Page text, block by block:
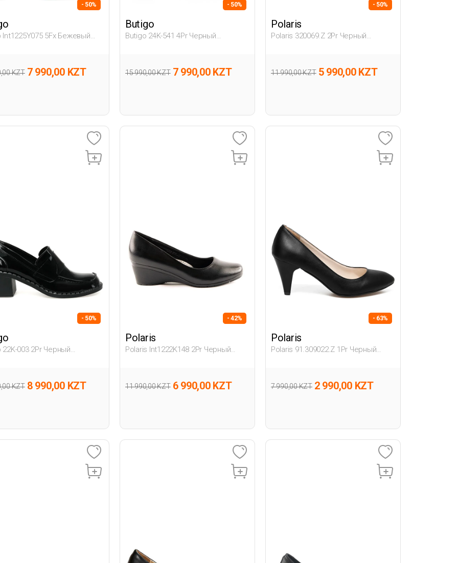
- 50%
Int1225Y075 5Fx Бежевый
KZT 7 990,00 KZT
- 50%
Butigo
Butigo 24K-541 4Pr Черный
15 990,00 KZT 7 990,00 KZT
- 50%
Polaris
Polaris 320069.Z 2Pr Черный
11 990,00 KZT 5 990,00 KZT
- 50%
22K-003 2Pr Черный
KZT 8 990,00 KZT
- 42%
Polaris
Polaris Int1222K148 2Pr Черный
11 990,00 KZT 6 990,00 KZT
- 63%
Polaris
Polaris 91.309022.Z 1Pr Черный
7 990,00 KZT 2 990,00 KZT